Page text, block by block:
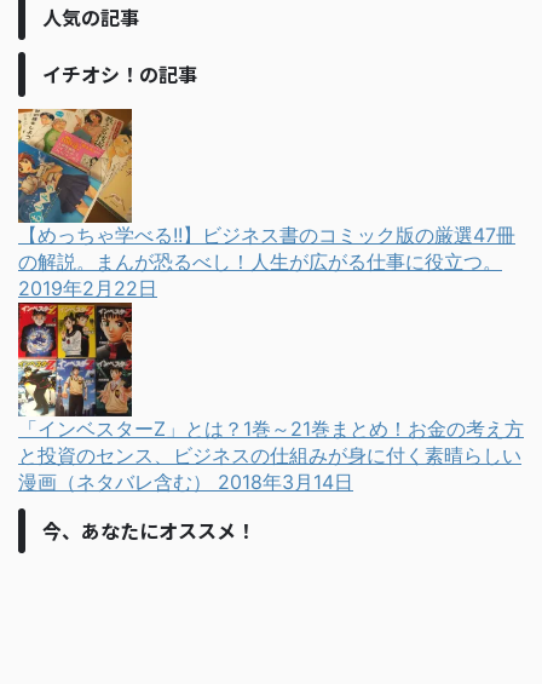
人気の記事
イチオシ！の記事
【めっちゃ学べる!!】ビジネス書のコミック版の厳選47冊
の解説。まんが恐るべし！人生が広がる仕事に役立つ。
2019年2月22日
「インベスターZ」とは？1巻～21巻まとめ！お金の考え方
と投資のセンス、ビジネスの仕組みが身に付く素晴らしい
漫画（ネタバレ含む） 2018年3月14日
今、あなたにオススメ！